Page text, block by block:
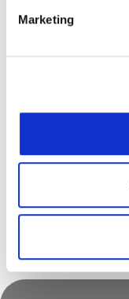
Marketing
Olen
Tournai